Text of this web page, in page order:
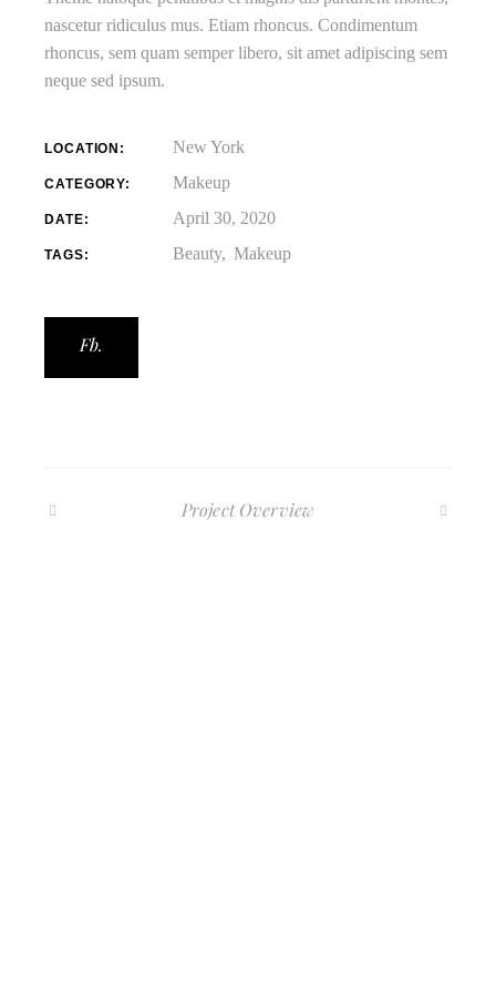
nascetur ridiculus mus. Etiam rhoncus. Condimentum
rhoncus, sem quam semper libero, sit amet adipiscing sem
neque sed ipsum.
LOCATION: New York
CATEGORY: Makeup
DATE: April 30, 2020
TAGS: Beauty Makeup
Fb.
Project Overview